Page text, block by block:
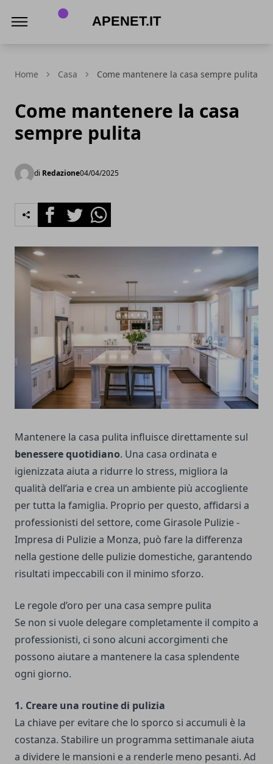
Home Casa Come mantenere la casa sempre pulita
Come mantenere la casa
sempre pulita
di Redazione04/04/2025
FacebookTwitterWhatsapp
Mantenere la casa pulita influisce direttamente sul
benessere quotidiano. Una casa ordinata e
igienizzata aiuta a ridurre lo stress, migliora la
qualità dell’aria e crea un ambiente più accogliente
per tutta la famiglia. Proprio per questo, affidarsi a
professionisti del settore, come Girasole Pulizie-
Impresa di Pulizie a Monza, può fare la differenza
nella gestione delle pulizie domestiche, garantendo
risultati impeccabili con il minimo sforzo.
Le regole d’oro per una casa sempre pulita
Se non si vuole delegare completamente il compito a
professionisti, ci sono alcuni accorgimenti che
possono aiutare a mantenere la casa splendente
ogni giorno.
1. Creare una routine di pulizia
La chiave per evitare che lo sporco si accumuli è la
costanza. Stabilire un programma settimanale aiuta
a dividere le mansioni e a renderle meno pesanti. Ad